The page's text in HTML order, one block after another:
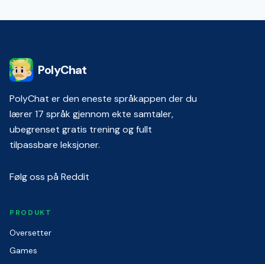
PolyChat
PolyChat er den eneste språkappen der du
lærer 17 språk gjennom ekte samtaler,
ubegrenset gratis trening og fullt
tilpassbare leksjoner.
Følg oss på Reddit
PRODUKT
Oversetter
Games